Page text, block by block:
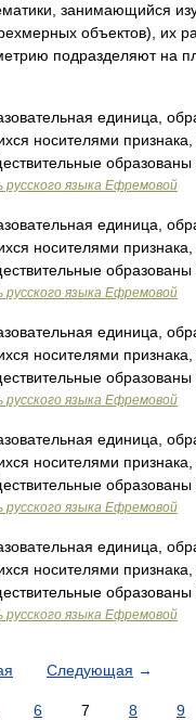
занимающийся
объектов), их
подразделяют на
единица,
носителями признака,
языка Ефремовой
единица,
носителями признака,
языка Ефремовой
единица,
носителями признака,
языка Ефремовой
единица,
носителями признака,
языка Ефремовой
единица,
носителями признака,
языка Ефремовой
Следующая →
6 7 8 9